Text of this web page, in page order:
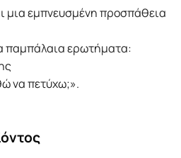
μια εμπνευσμένη προσπάθεια
παμπάλαια ερωτήματα:
να πετύχω;».